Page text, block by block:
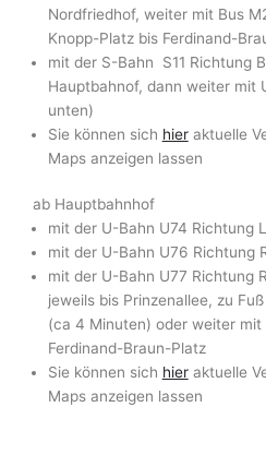
Nordfriedhof, weiter mit Bus
Knopp-Platz bis Ferdinand-
mit der S-Bahn S11 Richtung
Hauptbahnof, dann weiter mit
unten)
Sie können sich hieraktuelle
Maps anzeigen lassen
ab Hauptbahnhof
mit der U-Bahn U74 Richtung
mit der U-Bahn U76 Richtung
mit der U-Bahn U77 Richtung
jeweils bis Prinzenallee, zu
(ca 4 Minuten) oder weiter mit
Ferdinand-Braun-Platz
Sie können sich hieraktuelle
Maps anzeigen lassen